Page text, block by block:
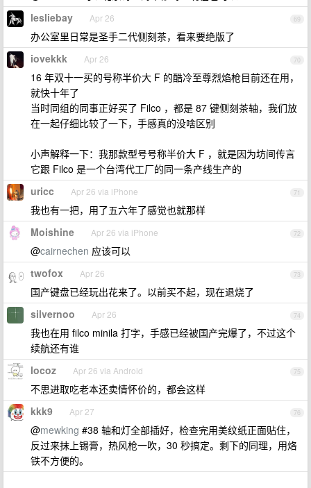
69
lesliebay Apr 26
办公室里日常是圣手二代侧刻茶，看来要绝版了
70
iovekkk Apr 26
16 年双十一买的号称半价大 F 的酷冷至尊烈焰枪目前还在用，
就快十年了
当时同组的同事正好买了 Filco ，都是 87 键侧刻茶轴，我们放
在一起仔细比较了一下，手感真的没啥区别
小声解释一下：我那款型号号称半价大 F ，就是因为坊间传言
它跟 Filco 是一个台湾代工厂的同一条产线生产的
71
uricc Apr 26 via iPhone
我也有一把，用了五六年了感觉也就那样
72
Moishine Apr 26 via iPhone
@cairnechen 应该可以
73
twofox Apr 26
国产键盘已经玩出花来了。以前买不起，现在退烧了
74
silvernoo Apr 26
我也在用 filco minila 打字，手感已经被国产完爆了，不过这个
续航还有谁
75
locoz Apr 26 via Android
不思进取吃老本还卖情怀价的，都会这样
76
kkk9 Apr 27
@mewking #38 轴和灯全部插好，检查完用美纹纸正面贴住，
反过来抹上锡膏，热风枪一吹，30 秒搞定。剩下的同理，用烙
铁不方便的。